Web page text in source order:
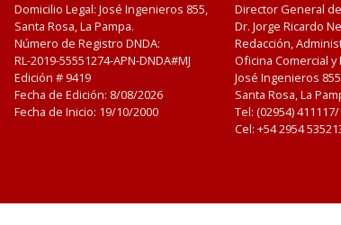
Domicilio Legal: José Ingenieros 855,
Santa Rosa, La Pampa.
Número de Registro DNDA:
RL-2019-55551274-APN-DNDA#MJ
Edición # 9419
Fecha de Edición: 8/08/2026
Fecha de Inicio: 19/10/2000
Director General
Dr. Jorge Ricardo
Redacción,
Oficina Comercial
José Ingenieros
Santa Rosa, La
Tel: (02954)
Cel: +54 2954